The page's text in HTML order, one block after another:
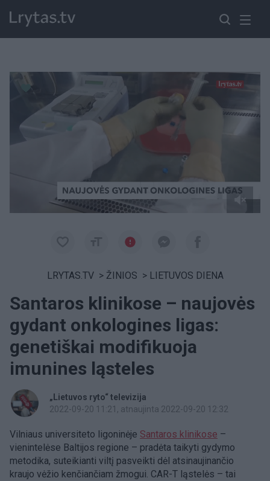
Paremkite Ukrainą
LRYTAS.TV > ŽINIOS > LIETUVOS DIENA
Santaros klinikose – naujovės
gydant onkologines ligas:
genetiškai modifikuoja
imunines ląsteles
„Lietuvos ryto“ televizija
2022-09-20 11:21 , atnaujinta 2022-09-20 12:32
Vilniaus universiteto ligoninėje Santaros klinikose –
vienintelėse Baltijos regione – pradėta taikyti gydymo
metodika, suteikianti viltį pasveikti dėl atsinaujinančio
kraujo vėžio kenčiančiam žmogui. CAR-T ląstelės – tai